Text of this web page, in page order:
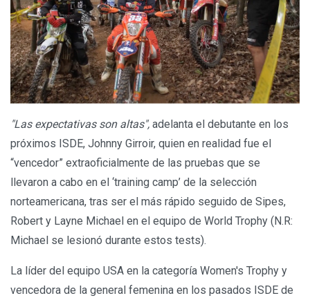
"Las expectativas son altas", adelanta el debutante en los
próximos ISDE, Johnny Girroir, quien en realidad fue el
“vencedor” extraoficialmente de las pruebas que se
llevaron a cabo en el ‘training camp’ de la selección
norteamericana, tras ser el más rápido seguido de Sipes,
Robert y Layne Michael en el equipo de World Trophy (N.R:
Michael se lesionó durante estos tests).
La líder del equipo USA en la categoría Women's Trophy y
vencedora de la general femenina en los pasados ISDE de